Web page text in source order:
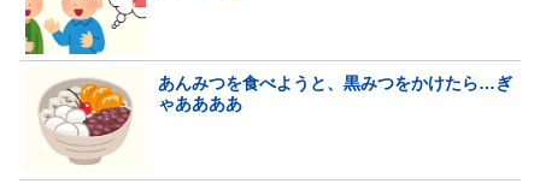
あんみつを食べようと、黒みつをかけたら…ぎ
ゃああああ